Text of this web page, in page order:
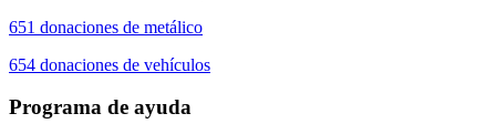
651 donaciones de metálico
654 donaciones de vehículos
Programa de ayuda